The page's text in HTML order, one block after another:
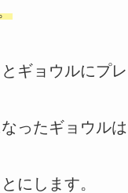
ギョウルにプレ
ったギョウルは
にします。